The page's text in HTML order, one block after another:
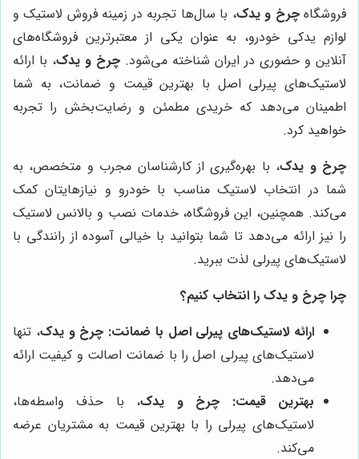
فروشگاهچرخ و یدک، با سال‌ها تجربه در زمینه فروش لاستیک و
لوازم یدکی خودرو، به عنوان یکی از معتبرترین فروشگاه‌های
آنلاین و حضوری در ایران شناخته می‌شود. چرخ و یدک، با ارائه
لاستیک‌های پیرلی اصل با بهترین قیمت و ضمانت، به شما
اطمینان می‌دهد که خریدی مطمئن و رضایت‌بخش را تجربه
خواهید کرد.
چرخ و یدک، با بهره‌گیری از کارشناسان مجرب و متخصص، به
شما در انتخاب لاستیک مناسب با خودرو و نیازهایتان کمک
می‌کند. همچنین، این فروشگاه، خدمات نصب و بالانس لاستیک
را نیز ارائه می‌دهد تا شما بتوانید با خیالی آسوده از رانندگی با
لاستیک‌های پیرلی لذت ببرید.
چرا چرخ و یدک را انتخاب کنیم؟
ارائه لاستیک‌های پیرلی اصل با ضمانت: چرخ و یدک، تنها
لاستیک‌های پیرلی اصل را با ضمانت اصالت و کیفیت ارائه
می‌دهد.
بهترین قیمت:
چرخ و یدک، با حذف واسطه‌ها،
لاستیک‌های پیرلی را با بهترین قیمت به مشتریان عرضه
می‌کند.